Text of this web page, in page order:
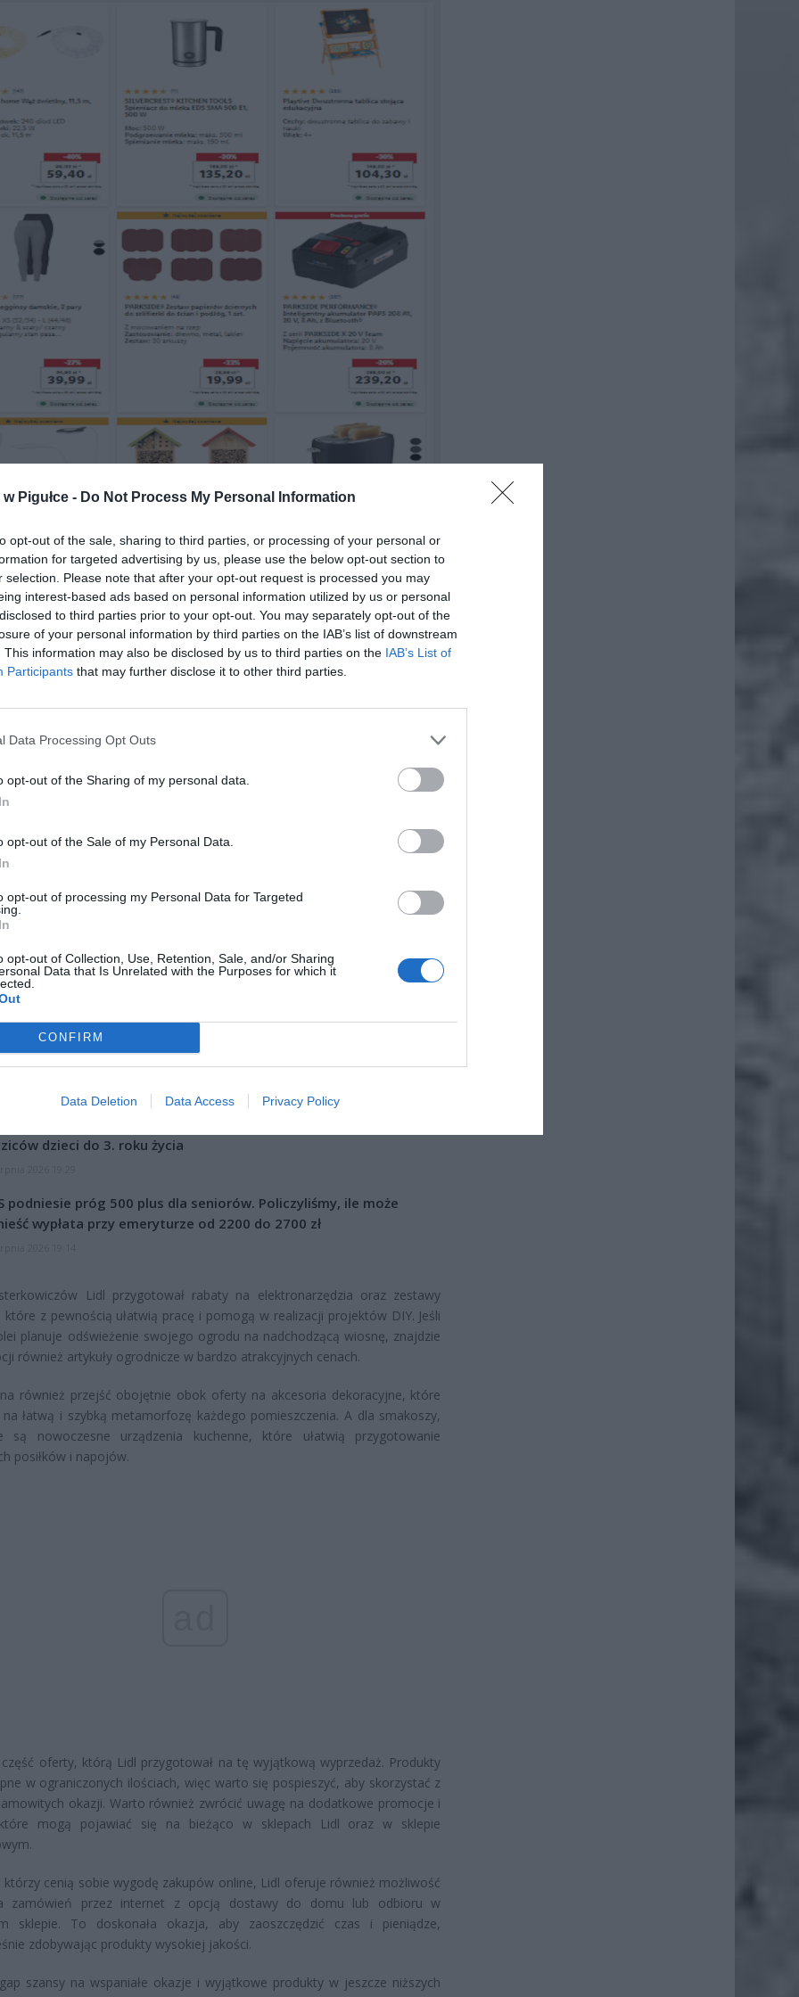
Pigułce - Do Not Process My Personal Information
opt-out of the sale, sharing to third parties, or processing of your personal or
for targeted advertising by us, please use the below opt-out section to
selection. Please note that after your opt-out request is processed you may
interest-based ads based on personal information utilized by us or personal
to third parties prior to your opt-out. You may separately opt-out of the
of your personal information by third parties on the IAB’s list of downstream
This information may also be disclosed by us to third parties on the IAB’s List of
Participants that may further disclose it to other third parties.
Data Processing Opt Outs
opt-out of the Sharing of my personal data.
opt-out of the Sale of my Personal Data.
opt-out of processing my Personal Data for Targeted
opt-out of Collection, Use, Retention, Sale, and/or Sharing
Data that Is Unrelated with the Purposes for which it
CONFIRM
Data Deletion Data Access Privacy Policy
Fot. Lidl.pl
znalazły się takie produkty jak stylowe oświetlenie LED, które doda
oraz akcesoria elektroniczne, które są niezbędne w nowoczesnym
sobie komfort i modny design, idealne dla tych, którzy chcą wyglądać
RÓWNIEŻ:
dzieci do 3. roku życia
podniesie próg 500 plus dla seniorów. Policzyliśmy, ile może
wypłata przy emeryturze od 2200 do 2700 zł
Lidl przygotował rabaty na elektronarzędzia oraz zestawy
które z pewnością ułatwią pracę i pomogą w realizacji projektów DIY. Jeśli
planuje odświeżenie swojego ogrodu na nadchodzącą wiosnę, znajdzie
również artykuły ogrodnicze w bardzo atrakcyjnych cenach.
również przejść obojętnie obok oferty na akcesoria dekoracyjne, które
łatwą i szybką metamorfozę każdego pomieszczenia. A dla smakoszy,
są nowoczesne urządzenia kuchenne, które ułatwią przygotowanie
posiłków i napojów.
oferty, którą Lidl przygotował na tę wyjątkową wyprzedaż. Produkty
w ograniczonych ilościach, więc warto się pospieszyć, aby skorzystać z
okazji. Warto również zwrócić uwagę na dodatkowe promocje i
mogą pojawiać się na bieżąco w sklepach Lidl oraz w sklepie
którzy cenią sobie wygodę zakupów online, Lidl oferuje również możliwość
zamówień przez internet z opcją dostawy do domu lub odbioru w
sklepie. To doskonała okazja, aby zaoszczędzić czas i pieniądze,
zdobywając produkty wysokiej jakości.
szansy na wspaniałe okazje i wyjątkowe produkty w jeszcze niższych